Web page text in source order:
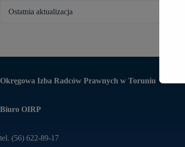
Ostatnia aktualizacja
Okręgowa Izba Radców Prawnych w Toruniu
Biuro OIRP
tel. (56) 622-89-17